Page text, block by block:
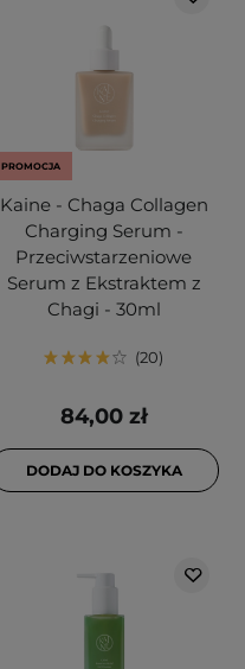
PROMOCJA
Kaine - Chaga Collagen
Charging Serum -
Przeciwstarzeniowe
Serum z Ekstraktem z
Chagi - 30ml
20
84,00 zł
DODAJ DO KOSZYKA